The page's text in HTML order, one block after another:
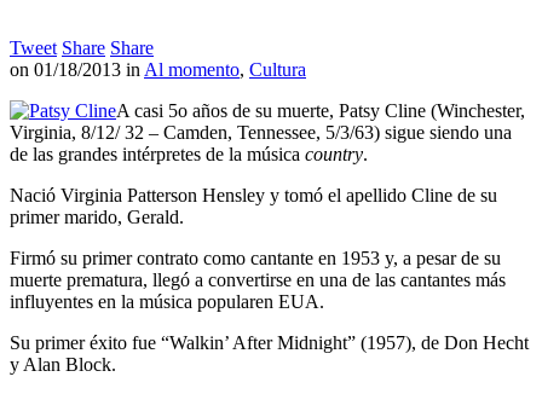
Tweet Share Share
on 01/18/2013 in Al momento, Cultura
A casi 5o años de su muerte, Patsy Cline (Winchester,
Virginia, 8/12/ 32 – Camden, Tennessee, 5/3/63) sigue siendo una
de las grandes intérpretes de la música country.
Nació Virginia Patterson Hensley y tomó el apellido Cline de su
primer marido, Gerald.
Firmó su primer contrato como cantante en 1953 y, a pesar de su
muerte prematura, llegó a convertirse en una de las cantantes más
influyentes en la música popularen EUA.
Su primer éxito fue “Walkin’ After Midnight” (1957), de Don Hecht
y Alan Block.